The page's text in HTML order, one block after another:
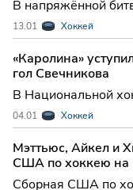
В напряжённой
Мейпл Лифс"
дивизиона
овертайме со
укрепила позиции
дивизионе, но и доба
13.01 Хоккей
«Каролина»
гол Свечникова
В Национальной
день принес
«Каролина
удержать
Эвеланш» — 3:5.
украшением тура,
04.01 Хоккей
Мэттьюс, Айкел и
США по хоккею на
Сборная США по